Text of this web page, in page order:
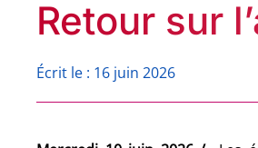
Retour sur
Écrit le : 16 juin 2026